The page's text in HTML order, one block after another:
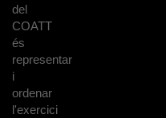
del
COATT
és
representar
i
ordenar
l'exercici